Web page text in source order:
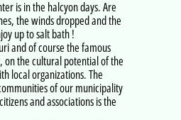
is in the halcyon days. Are
the winds dropped and the
up to salt bath !
and of course the famous
on the cultural potential of the
local organizations. The
of our municipality
and associations is the